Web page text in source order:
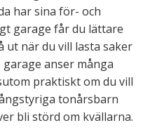
har sina för- och
garage får du lättare
ut när du vill lasta saker
anser många
praktiskt om du vill
tonårsbarn
bli störd om kvällarna.